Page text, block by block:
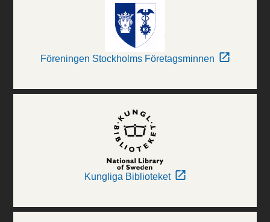
Föreningen Stockholms Företagsminnen
Kungliga Biblioteket